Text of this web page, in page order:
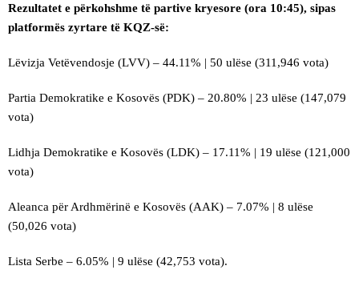
Rezultatet e përkohshme të partive kryesore (ora 10:45), sipas
platformës zyrtare të KQZ-së:
Lëvizja Vetëvendosje (LVV) – 44.11% | 50 ulëse (311,946 vota)
Partia Demokratike e Kosovës (PDK) – 20.80% | 23 ulëse (147,079
vota)
Lidhja Demokratike e Kosovës (LDK) – 17.11% | 19 ulëse (121,000
vota)
Aleanca për Ardhmërinë e Kosovës (AAK) – 7.07% | 8 ulëse
(50,026 vota)
Lista Serbe – 6.05% | 9 ulëse (42,753 vota).